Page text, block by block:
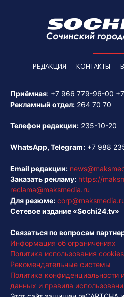
РЕДАКЦИЯ КОНТАКТЫ
Приёмная: +7 966 779-96-00
Рекламный отдел: 264 70 70
Телефон редакции: 235-10-20
WhatsApp, Telegram: +7 988
Email редакции:
Заказать рекламу: https://
reclama@maksmedia.ru
Для резюме:
Сетевое издание «Sochi24.tv»
Связаться по вопросам
Информация об ограничениях
Политика использования cookies
Рекомендательные системы
Политика конфиденциальности
данных и правила